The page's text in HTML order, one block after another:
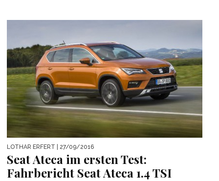
LOTHAR ERFERT | 27/09/2016
Seat Ateca im ersten Test:
Fahrbericht Seat Ateca 1.4 TSI